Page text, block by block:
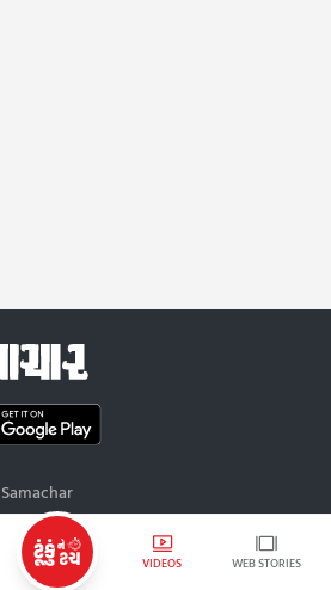
VIDEOS WEB STORIES